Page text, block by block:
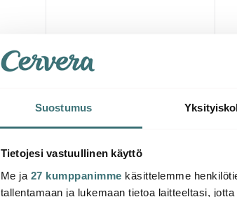
Suostumus
Tietojesi vastuullinen käyttö
Me ja 27 kumppanimme käsittelemme
tallentamaan ja lukemaan tietoa laitteeltasi,
Gastromax